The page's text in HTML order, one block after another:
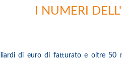
I NUMERI
di euro di fatturato e oltre 50